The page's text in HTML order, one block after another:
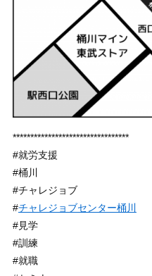
*********************************
#就労支援
#桶川
#チャレジョブ
#チャレジョブセンター桶川
#見学
#訓練
#就職